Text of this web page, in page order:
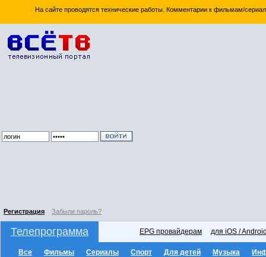
На сайте проводятся технические работы. Комментарии к фильмам/
Регистрация Забыли пароль?
Телепрограмма EPG провайдерам для iOS /
Все Фильмы Сериалы Спорт Для детей Музыка